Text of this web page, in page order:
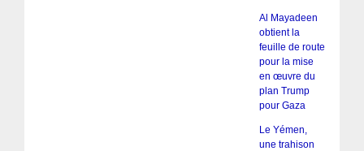
Al Mayadeen
obtient la
feuille de route
pour la mise
en œuvre du
plan Trump
pour Gaza
Le Yémen,
une trahison